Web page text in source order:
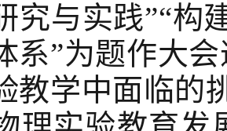
究与实践”“构
系”为题作大
教学中面临的